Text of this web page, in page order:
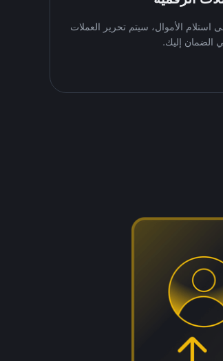
استلام الأموال، سيتم تحرير العملات
الضمان إليك.